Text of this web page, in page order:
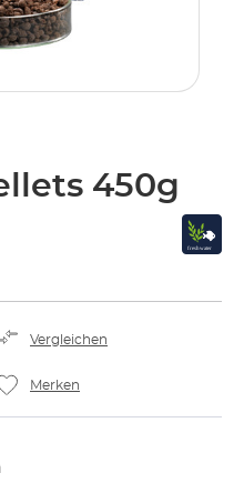
450g
Vergleichen
Merken